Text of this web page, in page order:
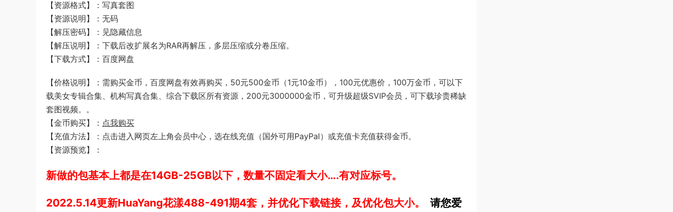
【资源格式】：写真套图
【资源说明】：无码
【解压密码】：见隐藏信息
【解压说明】：下载后改扩展名为RAR再解压，多层压缩或分卷压缩。
【下载方式】：百度网盘
【价格说明】：需购买金币，百度网盘有效再购买，50元500金币（1元10金币），100元优惠价，100万金币，可以下
载美女专辑合集、机构写真合集、综合下载区所有资源，200元3000000金币，可升级超级SVIP会员，可下载珍贵稀缺
套图视频。。
【金币购买】： 点我购买
【充值方法】：点击进入网页左上角会员中心，选在线充值（国外可用PayPal）或充值卡充值获得金币。
【资源预览】：
新做的包基本上都是在14GB-25GB以下，数量不固定看大小….有对应标号。
2022.5.14更新HuaYang花漾488-491期4套，并优化下载链接，及优化包大小。 请您爱